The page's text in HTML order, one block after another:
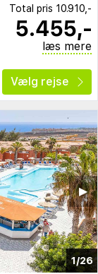
Total pris 10.910,-
5.455,-
læs mere
Vælg rejse
1/26
▶︎